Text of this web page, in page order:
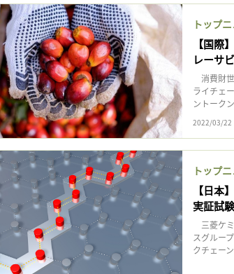
トップ
【国際
レーサ
消費財
ライチェ
ントーク
2022/03/22
トップ
【日本
実証試
三菱ケ
スグルー
クチェー